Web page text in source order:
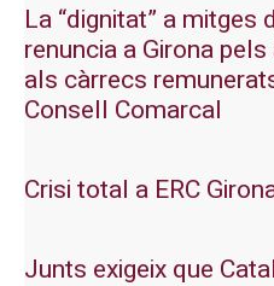
La “dignitat” a mitges
renuncia a Girona
als càrrecs
Consell Comarcal
Crisi total a ERC
Junts exigeix que